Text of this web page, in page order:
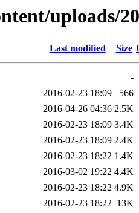
uploads/
Last modified Size
-
2016-02-23 18:09
566
2016-04-26 04:36 2.5K
2016-02-23 18:09 3.4K
2016-02-23 18:09 2.4K
2016-02-23 18:22 1.4K
2016-03-02 19:22 4.4K
2016-02-23 18:22 4.9K
2016-02-23 18:22 13K